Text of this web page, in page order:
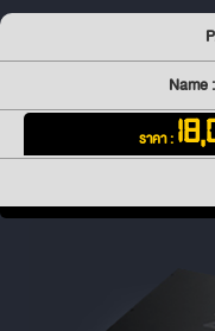
Name
ราคา :